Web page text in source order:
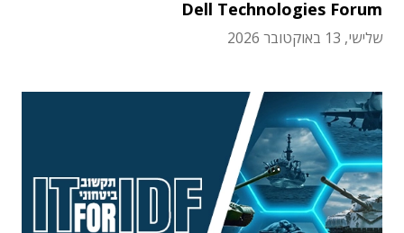
Dell Technologies Forum
שלישי, 13 באוקטובר 2026